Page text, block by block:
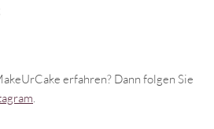
erfahren? Dann folgen Sie